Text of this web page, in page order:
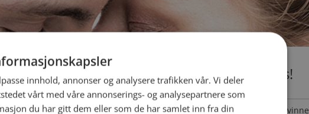
Bli medlem gratis!
Jeg er en: Mann Kvinne
innhold, annonser og analysere trafikken vår. Vi deler
vårt med våre annonserings- og analysepartnere som
du har gitt dem eller som de har samlet inn fra din